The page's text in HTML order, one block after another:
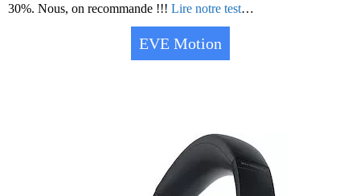
30%. Nous, on recommande !!! Lire notre test…
EVE Motion